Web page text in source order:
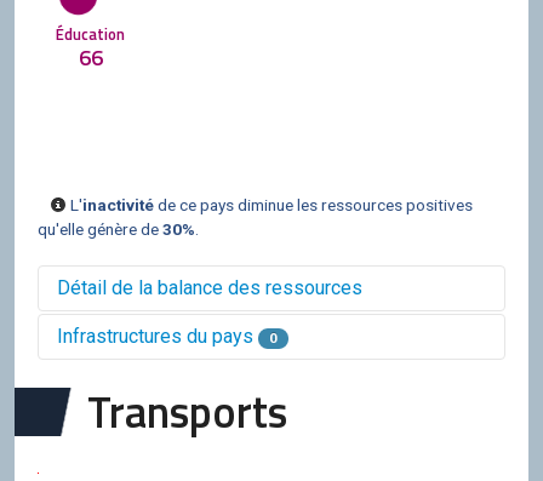
Éducation
66
L'inactivitéde ce pays diminue les ressources positives
qu'elle génère de30%
Détail de la balance des ressources
Balance des ressources issues des villes
0 0 0 0 0
Infrastructures du pays 0
Transports